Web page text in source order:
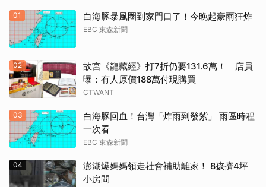
01 白海豚暴風圈到家門口了！今晚起豪雨狂炸
EBC 東森新聞
02
故宮《龍藏經》打7折仍要131.6萬！ 店員
曝：有人原價188萬付現購買
CTWANT
03
白海豚回血！台灣「炸雨到發紫」 雨區時程
一次看
EBC 東森新聞
04
澎湖爆媽媽領走社會補助離家！ 8孩擠4坪
小房間